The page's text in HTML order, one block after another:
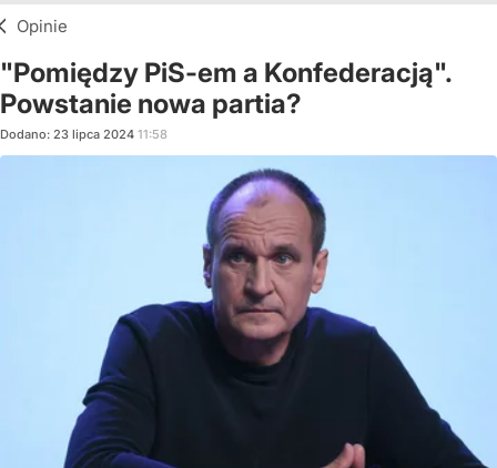
Opinie
"Pomiędzy PiS-em a Konfederacją".
Powstanie nowa partia?
Dodano: 23 lipca 2024 11:58